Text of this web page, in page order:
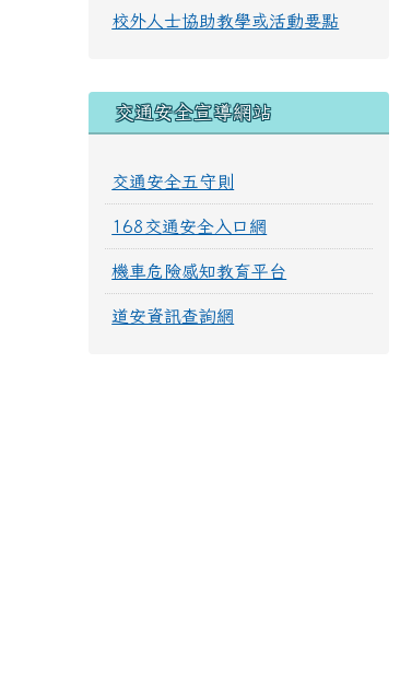
校外人士協助教學或活動要點
交通安全宣導網站
交通安全五守則
168交通安全入口網
機車危險感知教育平台
道安資訊查詢網